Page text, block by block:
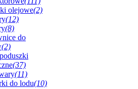
olejowe(2)
(12)
(8)
do
(2)
(37)
(11)
do lodu(10)